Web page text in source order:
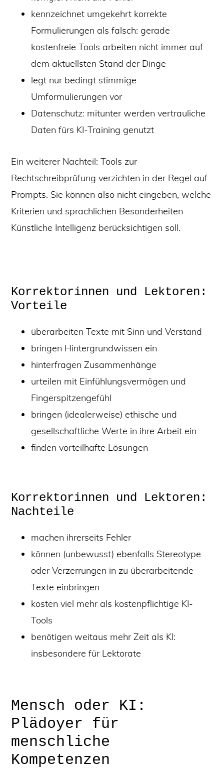
kennzeichnet umgekehrt korrekte
Formulierungen als falsch: gerade
kostenfreie Tools arbeiten nicht immer auf
dem aktuellsten Stand der Dinge
legt nur bedingt stimmige
Umformulierungen vor
Datenschutz: mitunter werden vertrauliche
Daten fürs KI-Training genutzt
Ein weiterer Nachteil: Tools zur
Rechtschreibprüfung verzichten in der Regel auf
Prompts. Sie können also nicht eingeben, welche
Kriterien und sprachlichen Besonderheiten
Künstliche Intelligenz berücksichtigen soll.
Korrektorinnen und Lektoren:
Vorteile
überarbeiten Texte mit Sinn und Verstand
bringen Hintergrundwissen ein
hinterfragen Zusammenhänge
urteilen mit Einfühlungsvermögen und
Fingerspitzengefühl
bringen (idealerweise) ethische und
gesellschaftliche Werte in ihre Arbeit ein
finden vorteilhafte Lösungen
Korrektorinnen und Lektoren:
Nachteile
machen ihrerseits Fehler
können (unbewusst) ebenfalls Stereotype
oder Verzerrungen in zu überarbeitende
Texte einbringen
kosten viel mehr als kostenpflichtige KI-
Tools
benötigen weitaus mehr Zeit als KI:
insbesondere für Lektorate
Mensch oder KI:
Plädoyer für
menschliche
Kompetenzen